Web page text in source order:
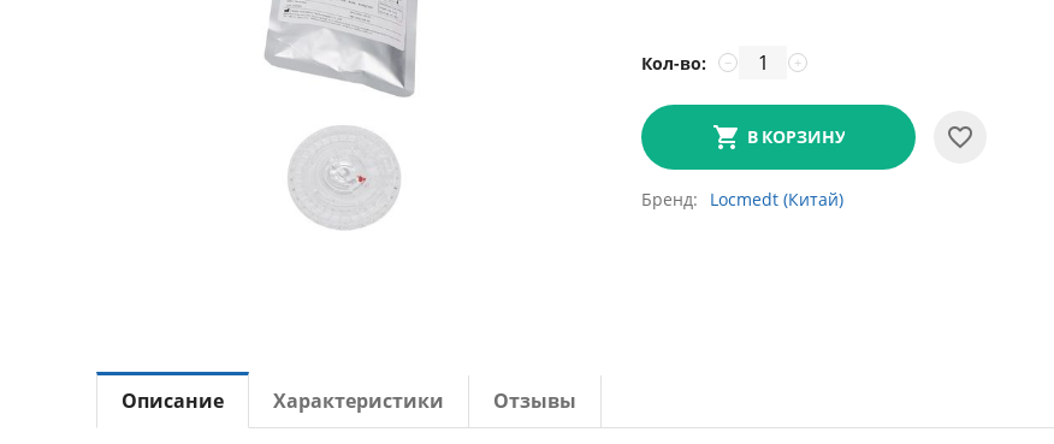
Кол-во: +
−
В КОРЗИНУ
Бренд Locmedt (Китай)
Описание Характеристики Отзывы